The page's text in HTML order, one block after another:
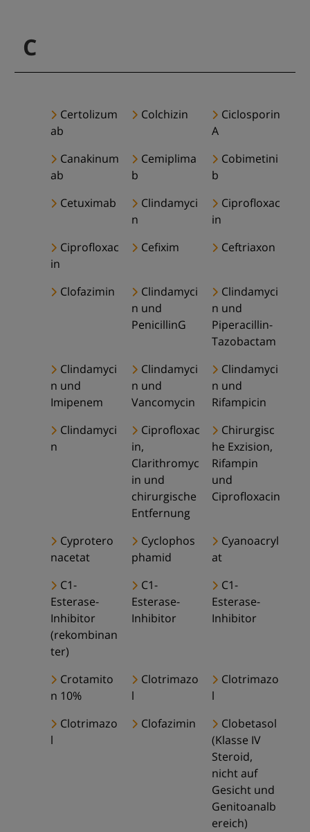
C
Certolizum
ab
Colchizin
Ciclosporin
A
Canakinum
ab
Cemiplima
b
Cobimetini
b
Cetuximab
Clindamyci
n
Ciprofloxac
in
Ciprofloxac
in
Cefixim Ceftriaxon
Clofazimin
Clindamyci
n und
PenicillinG
Clindamyci
n und
Piperacillin-
Tazobactam
Clindamyci
n und
Imipenem
Clindamyci
n und
Vancomycin
Clindamyci
n und
Rifampicin
Clindamyci
n
Ciprofloxac
in,
Clarithromyc
in und
chirurgische
Entfernung
Chirurgisc
he Exzision,
Rifampin
und
Ciprofloxacin
Cyprotero
nacetat
Cyclophos
phamid
Cyanoacryl
at
C1-
Esterase-
Inhibitor
(rekombinan
ter)
C1-
Esterase-
Inhibitor
C1-
Esterase-
Inhibitor
Crotamito
n 10%
Clotrimazo
l
Clotrimazo
l
Clotrimazo
l
Clofazimin
Clobetasol
(Klasse IV
Steroid,
nicht auf
Gesicht und
Genitoanalb
ereich)